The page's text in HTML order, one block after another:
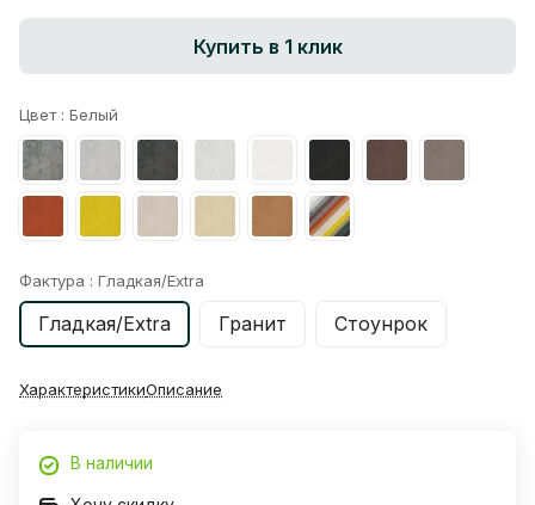
Купить в 1 клик
Цвет : Белый
Фактура : Гладкая/Extra
Гладкая/Extra Гранит Стоунрок
ХарактеристикиОписание
В наличии